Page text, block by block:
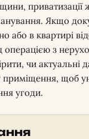
приватизації
Якщо
або в квартирі
операцією з
чи актуальні
приміщення, щоб
угоди.